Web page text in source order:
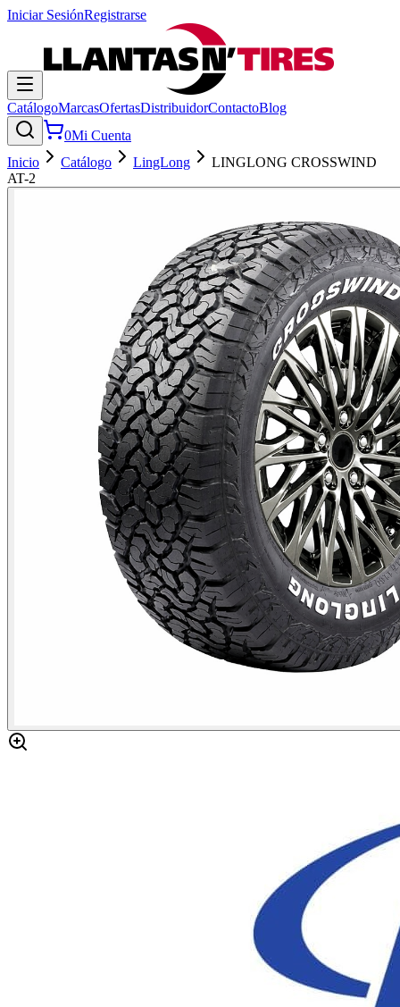
Iniciar SesiónRegistrarse
CatálogoMarcasOfertasDistribuidorContactoBlog
0Mi Cuenta
Inicio
Catálogo LingLong
LINGLONG CROSSWIND
AT-2